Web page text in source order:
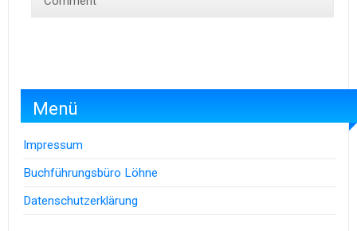
Menü
Impressum
Buchführungsbüro Löhne
Datenschutzerklärung